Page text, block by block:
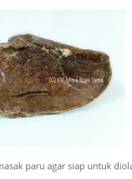
paru agar siap untuk